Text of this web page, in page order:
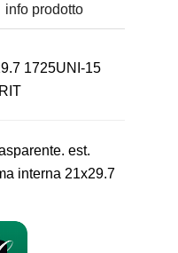
info prodotto
1725UNI-15
est.
interna 21x29.7